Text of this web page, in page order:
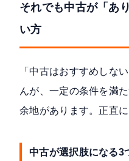
それでも中古が「あ
い方
「中古はおすすめしな
んが、一定の条件を満
余地があります。正直に
中古が選択肢になる3